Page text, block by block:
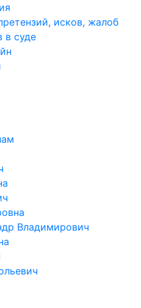
исков, жалоб
в суде
Владимирович